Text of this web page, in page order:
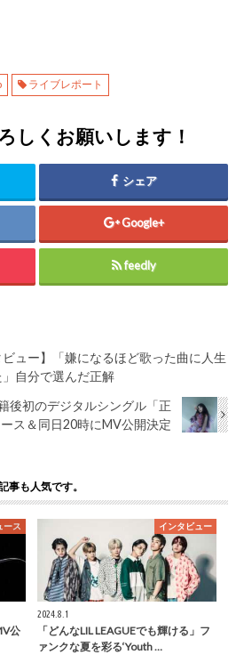
ライブレポート
しくお願いします！
シェア
Google+
feedly
ビュー】「嫌になるほど歌った曲に人生
自分で選んだ正解
後初のデジタルシングル「正
ス＆同日20時にMV公開決定
事も人気です。
ース
公
インタビュー
2024.8.1
「どんなLIL LEAGUEでも輝ける」フ
ァンクな夏を彩る‘Youth …